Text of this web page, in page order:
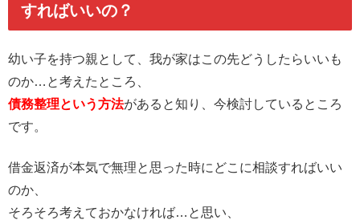
すればいいの？
幼い子を持つ親として、我が家はこの先どうしたらいいも
のか…と考えたところ、
債務整理という方法があると知り、今検討しているところ
です。
借金返済が本気で無理と思った時にどこに相談すればいい
のか、
そろそろ考えておかなければ…と思い、